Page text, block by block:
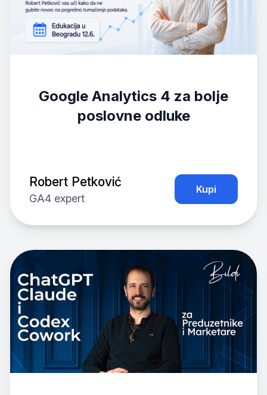
Google Analytics 4 za bolje
poslovne odluke
Robert Petković
GA4 expert
Kupi